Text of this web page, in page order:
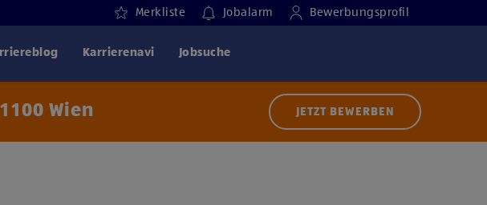
Merkliste Jobalarm Bewerbungsprofil
Karrierenavi Jobsuche
Wien JETZT BEWERBEN